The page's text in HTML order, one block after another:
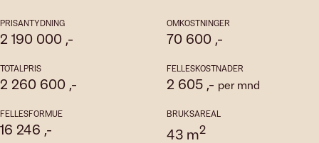
PRISANTYDNING
2 190 000 ,-
OMKOSTNINGER
70 600 ,-
TOTALPRIS
2 260 600 ,-
FELLESKOSTNADER
2 605 ,- per mnd
FELLESFORMUE
16 246 ,-
BRUKSAREAL
43 m2